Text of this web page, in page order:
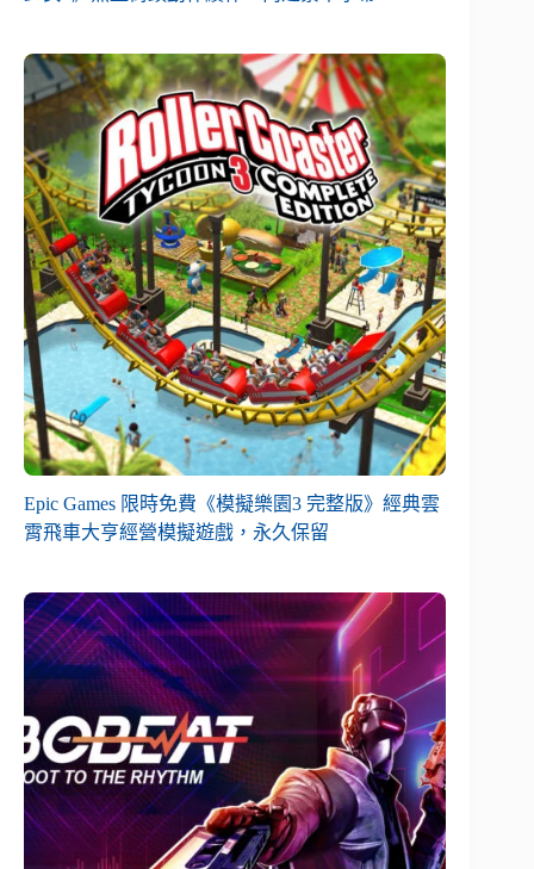
Epic Games 限時免費《模擬樂園3 完整版》經典雲
霄飛車大亨經營模擬遊戲，永久保留